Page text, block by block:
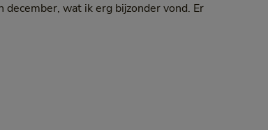
wat ik erg bijzonder vond. Er